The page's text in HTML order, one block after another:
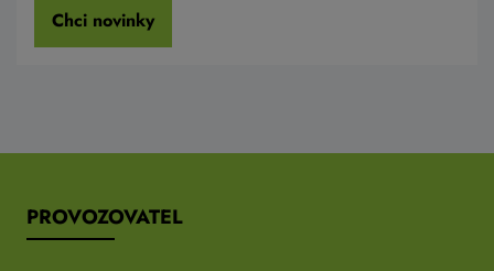
Chci novinky
PROVOZOVATEL